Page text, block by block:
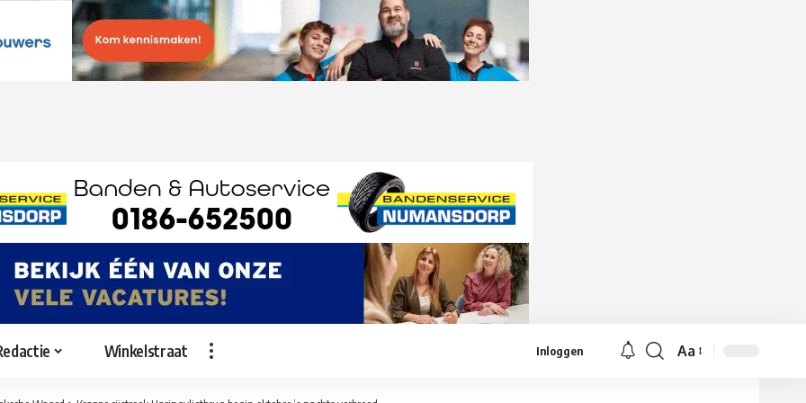
Winkelstraat Inloggen
Lettergrootte
Aa